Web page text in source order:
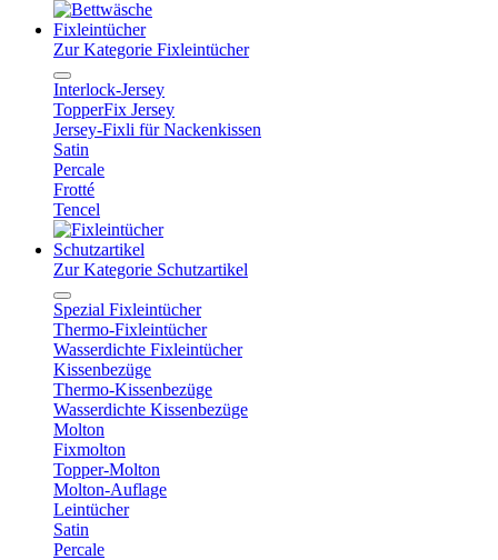
Fixleintücher
Zur Kategorie Fixleintücher
Interlock-Jersey
TopperFix Jersey
Jersey-Fixli für Nackenkissen
Satin
Percale
Frotté
Tencel
Schutzartikel
Zur Kategorie Schutzartikel
Spezial Fixleintücher
Thermo-Fixleintücher
Wasserdichte Fixleintücher
Kissenbezüge
Thermo-Kissenbezüge
Wasserdichte Kissenbezüge
Molton
Fixmolton
Topper-Molton
Molton-Auflage
Leintücher
Satin
Percale